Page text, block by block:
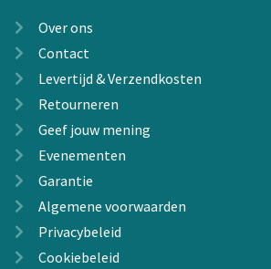
Over ons
Contact
Levertijd & Verzendkosten
Retourneren
Geef jouw mening
Evenementen
Garantie
Algemene voorwaarden
Privacybeleid
Cookiebeleid